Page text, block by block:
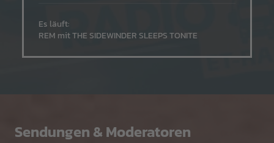
Es läuft:
REM mit THE SIDEWINDER SLEEPS TONITE
Sendungen & Moderatoren